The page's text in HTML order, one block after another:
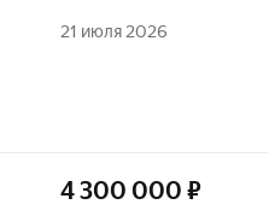
21 июля 2026
4 300 000 ₽